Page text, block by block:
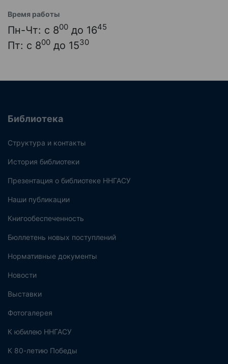
Время работы
Пн-Чт: с 800 до 1645
Пт: с 800 до 1530
Библиотека
Структура и контакты
История библиотеки
Презентация о библиотеке ННГАСУ
Наши публикации
Книгообеспеченность
Бюллетень новых поступлений
Нормативные документы
Новости
Выставки
Фотогалерея
К юбилею ННГАСУ
К 80-летию Победы